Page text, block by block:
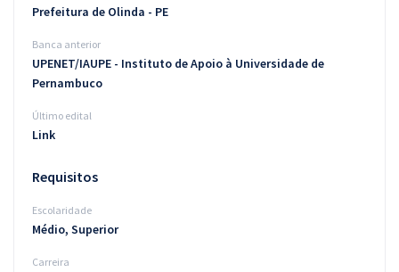
Blog
Aprovados
Prefeitura de Olinda - PE
Banca anterior
UPENET/IAUPE - Instituto de Apoio à Universidade de
Pernambuco
Último edital
Link
Requisitos
Escolaridade
Médio, Superior
Carreira